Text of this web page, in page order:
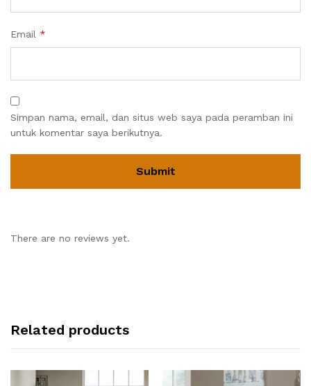
Email *
Simpan nama, email, dan situs web saya pada peramban ini
untuk komentar saya berikutnya.
There are no reviews yet.
Related products